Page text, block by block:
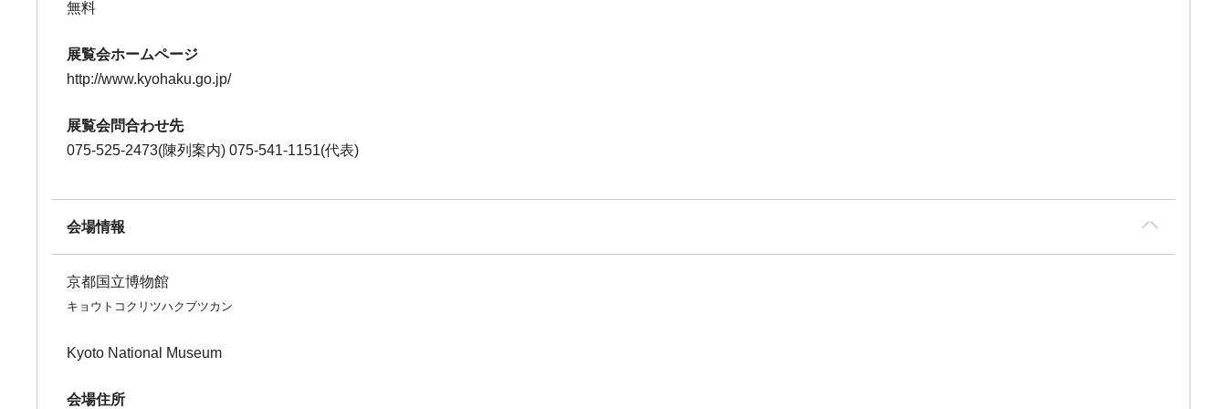
無料
展覧会ホームページ
http://www.kyohaku.go.jp/
展覧会問合わせ先
075-525-2473(陳列案内) 075-541-1151(代表)
会場情報
京都国立博物館
キョウトコクリツハクブツカン
Kyoto National Museum
会場住所